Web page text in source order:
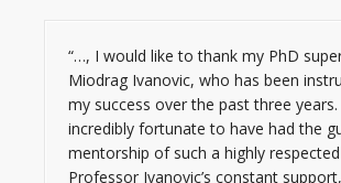
“…, I would like to thank my PhD
Miodrag Ivanovic, who has been
my success over the past three
incredibly fortunate to have had the
mentorship of such a highly
Professor Ivanovic’s constant